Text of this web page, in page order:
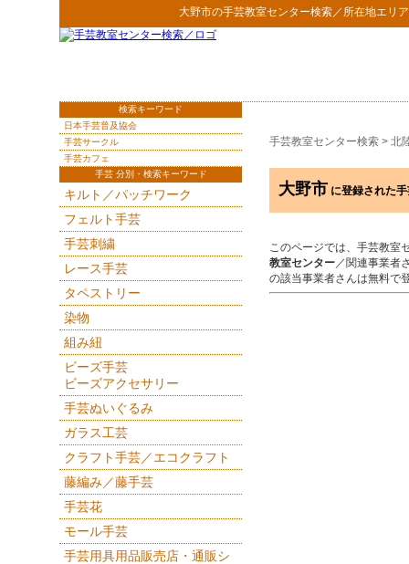
大野市の手芸教室センター検索／所在地エリ
手芸教室センター検索 > 北
大野市 に登録された
このページでは、手芸教室
教室センター／関連事業者
の該当事業者さんは無料で
検索キーワード
日本手芸普及協会
手芸サークル
手芸カフェ
手芸 分別・検索キーワード
キルト／パッチワーク
フェルト手芸
手芸刺繍
レース手芸
タペストリー
染物
組み紐
ビーズ手芸
ビーズアクセサリー
手芸ぬいぐるみ
ガラス工芸
クラフト手芸／エコクラフト
藤編み／藤手芸
手芸花
モール手芸
手芸用具用品販売店・通販シ